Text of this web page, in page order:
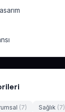
(7) Sağlık (7)